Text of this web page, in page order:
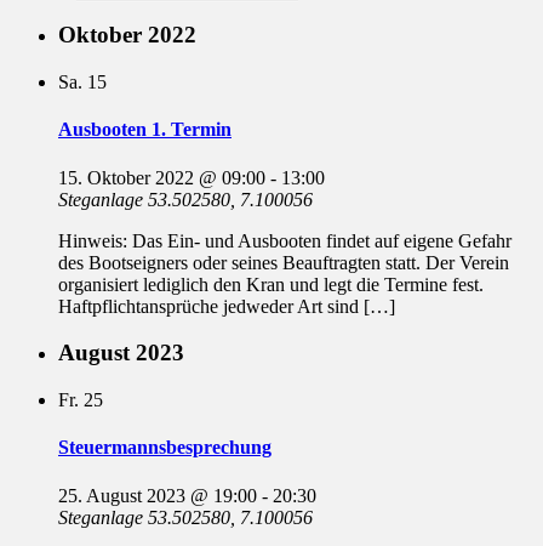
Oktober 2022
Sa. 15
Ausbooten 1. Termin
15. Oktober 2022 @ 09:00 - 13:00
Steganlage 53.502580, 7.100056
Hinweis: Das Ein- und Ausbooten findet auf eigene Gefahr
des Bootseigners oder seines Beauftragten statt. Der Verein
organisiert lediglich den Kran und legt die Termine fest.
Haftpflichtansprüche jedweder Art sind […]
August 2023
Fr. 25
Steuermannsbesprechung
25. August 2023 @ 19:00 - 20:30
Steganlage 53.502580, 7.100056